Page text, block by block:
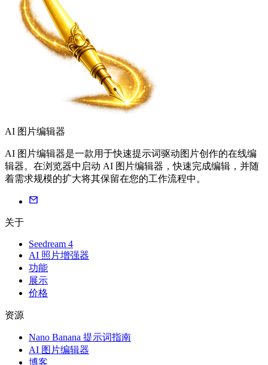
AI 图片编辑器
AI 图片编辑器是一款用于快速提示词驱动图片创作的在线编
辑器。在浏览器中启动 AI 图片编辑器，快速完成编辑，并随
着需求规模的扩大将其保留在您的工作流程中。
关于
Seedream 4
AI 照片增强器
功能
展示
价格
资源
Nano Banana 提示词指南
AI 图片编辑器
博客